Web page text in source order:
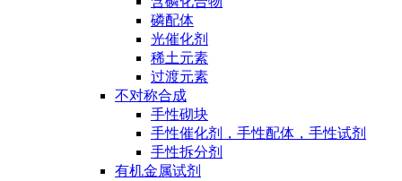
磷配体
光催化剂
稀土元素
过渡元素
不对称合成
手性砌块
手性催化剂，手性配体，手性试剂
手性拆分剂
有机金属试剂